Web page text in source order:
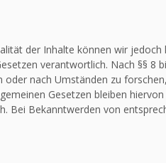
der Inhalte können wir jedoch
verantwortlich. Nach §§ 8
nach Umständen zu
Gesetzen bleiben hiervon
Bei Bekanntwerden von